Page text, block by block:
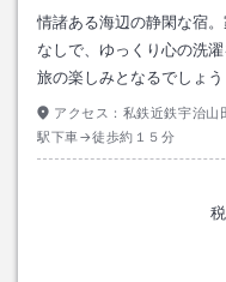
情諸ある海辺の静閑な宿
なしで、ゆっくり心の洗
旅の楽しみとなるでしょう
アクセス： 私鉄近鉄宇治山
駅下車→徒歩約１５分